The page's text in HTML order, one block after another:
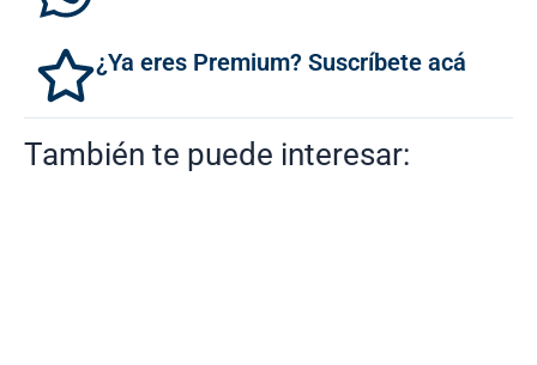
¿Ya eres Premium? Suscríbete acá
También te puede interesar: